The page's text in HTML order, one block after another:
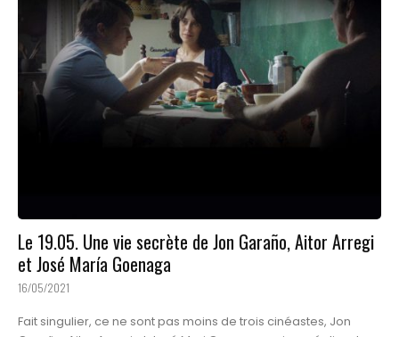
Le 19.05. Une vie secrète de Jon Garaño, Aitor Arregi
et José María Goenaga
16/05/2021
Fait singulier, ce ne sont pas moins de trois cinéastes, Jon